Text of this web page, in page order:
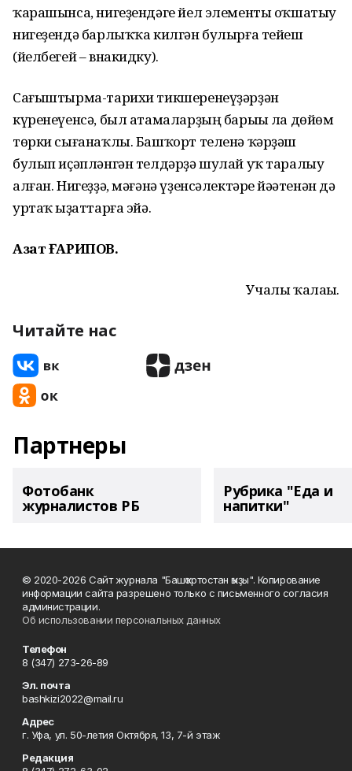
ҡарашынса, нигеҙендәге йел элементы оҡшатыу
нигеҙендә барлыҡҡа килгән булырға тейеш
(йелбегей – внакидку).
Сағыштырма-тарихи тикшеренеүҙәрҙән
күренеүенсә, был атамаларҙың барыһы ла дөйөм
төрки сығанаҡлы. Башҡорт теленә ҡәрҙәш
булып иҫәпләнгән телдәрҙә шулай уҡ таралыу
алған. Нигеҙҙә, мәғәнә үҙенсәлектәре йәһәтенән дә
уртаҡ һыҙаттарға эйә.
Азат ҒАРИПОВ.
Учалы ҡалаһы.
Читайте нас
Партнеры
Фотобанк
журналистов РБ
Рубрика "Еда и
напитки"
© 2020-2026 Сайт журнала "Башҡортостан ҡыҙы". Копирование
информации сайта разрешено только с письменного согласия
администрации.
Об использовании персональных данных
Телефон
8 (347) 273-26-89
Эл. почта
bashkizi2022@mail.ru
Адрес
г. Уфа, ул. 50-летия Октября, 13, 7-й этаж
Редакция